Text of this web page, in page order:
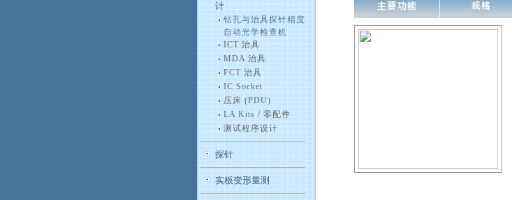
计
钻孔与治具探针精度
自动光学检查机
ICT 治具
MDA 治具
FCT 治具
IC Socket
压床 (PDU)
LA Kits / 零配件
测试程序设计
探针
实板变形量测